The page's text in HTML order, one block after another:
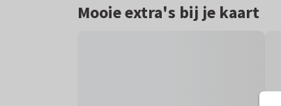
Mooie extra's bij je kaart